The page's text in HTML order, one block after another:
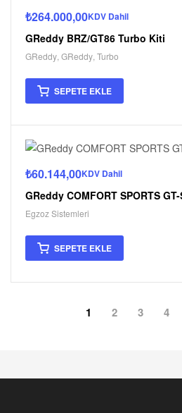
₺264.000,00KDV Dahil
GReddy BRZ/GT86 Turbo Kiti
GReddy GReddy Turbo
SEPETE EKLE
₺60.144,00KDV Dahil
GReddy COMFORT SPORTS
Egzoz Sistemleri
SEPETE EKLE
1 2 3 4